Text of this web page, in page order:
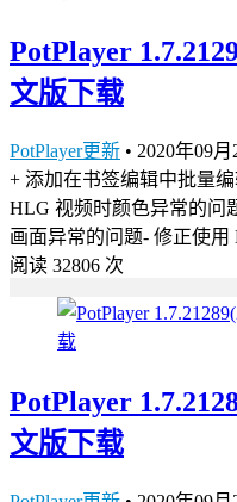
PotPlayer
文版下载
PotPlayer更新 • 2020年09月
+ 添加在书签编辑中批量
HLG 视频时颜色异常的问
画面异常的问题- 修正使用
阅读 32806 次
PotPlayer
文版下载